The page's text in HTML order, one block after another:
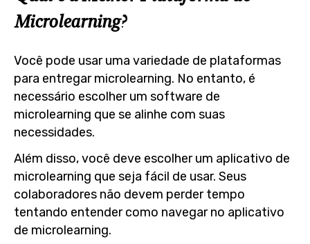
Microlearning?
Você pode usar uma variedade de plataformas
para entregar microlearning. No entanto, é
necessário escolher um software de
microlearning que se alinhe com suas
necessidades.
Além disso, você deve escolher um aplicativo de
microlearning que seja fácil de usar. Seus
colaboradores não devem perder tempo
tentando entender como navegar no aplicativo
de microlearning.